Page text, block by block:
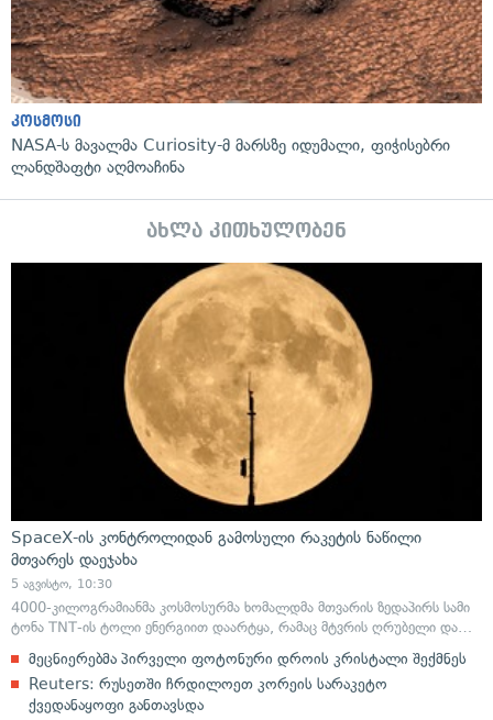
კოსმოსი
NASA-ს მავალმა Curiosity-მ მარსზე იდუმალი, ფიჭისებრი
ლანდშაფტი აღმოაჩინა
ახლა კითხულობენ
SpaceX-ის კონტროლიდან გამოსული რაკეტის ნაწილი
მთვარეს დაეჯახა
5 აგვისტო, 10:30
4000-კილოგრამიანმა კოსმოსურმა ხომალდმა მთვარის ზედაპირს სამი
ტონა TNT-ის ტოლი ენერგიით დაარტყა, რამაც მტვრის ღრუბელი და…
მეცნიერებმა პირველი ფოტონური დროის კრისტალი შექმნეს
Reuters: რუსეთში ჩრდილოეთ კორეის სარაკეტო
ქვედანაყოფი განთავსდა